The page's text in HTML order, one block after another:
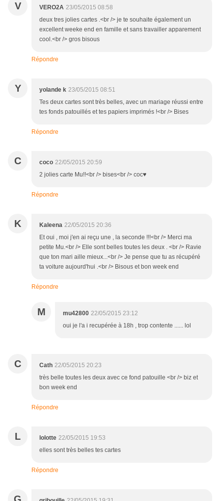
V VERO2A 23/05/2015 08:58
deux tres jolies cartes .<br /> je te souhaite également un
excellent weeke end en famille et sans travailler apparement
cool.<br /> gros bisous
Répondre
Y yolande k 23/05/2015 08:51
Tes deux cartes sont très belles, avec un mariage réussi entre
tes fonds patouillés et tes papiers imprimés !<br /> Bises
Répondre
C coco 22/05/2015 20:59
2 jolies carte Mu!!<br /> bises<br /> coc♥
Répondre
K Kaleena 22/05/2015 20:36
Et oui , moi j'en ai reçu une , la seconde !!!<br /> Merci ma
petite Mu.<br /> Elle sont belles toutes les deux . <br /> Ravie
que ton mari aille mieux...<br /> Je pense que tu as récupéré
ta voiture aujourd'hui .<br /> Bisous et bon week end
Répondre
M mu42800 22/05/2015 23:12
oui je l'a i recupérée à 18h , trop contente ...... lol
C Cath 22/05/2015 20:23
très belle toutes les deux avec ce fond patouille <br /> biz et
bon week end
Répondre
L lolotte 22/05/2015 19:53
elles sont très belles tes cartes
Répondre